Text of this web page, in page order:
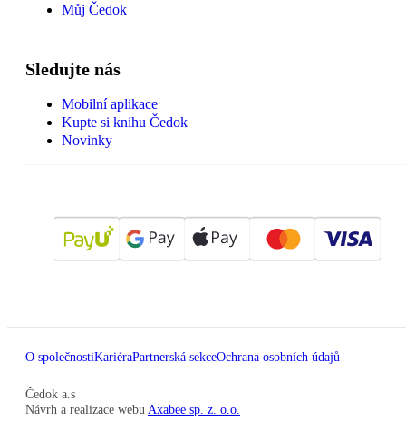
Můj Čedok
Sledujte nás
Mobilní aplikace
Kupte si knihu Čedok
Novinky
O společnostiKariéraPartnerská sekceOchrana osobních údajů
Čedok a.s
Návrh a realizace webu Axabee sp. z. o.o.